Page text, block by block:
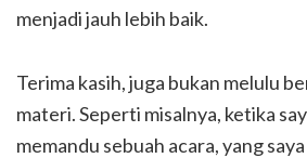
menjadi jauh lebih baik.
Terima kasih, juga bukan melulu
materi. Seperti misalnya, ketika
memandu sebuah acara, yang